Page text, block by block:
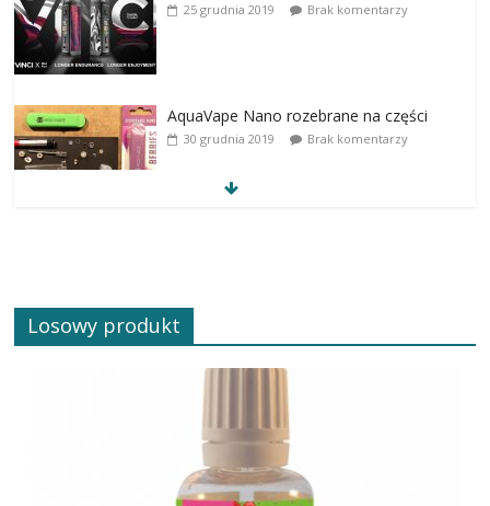
25 grudnia 2019 Brak komentarzy
AquaVape Nano rozebrane na części
30 grudnia 2019 Brak komentarzy
Losowy produkt